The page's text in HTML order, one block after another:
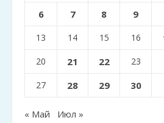
6 7 8 9
13 14 15 16
20 21 22 23
27 28 29 30
« Май Июл »